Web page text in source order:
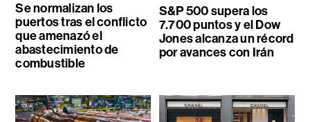
Se normalizan los
puertos tras el conflicto
que amenazó el
abastecimiento de
combustible
S&P 500 supera los
7.700 puntos y el Dow
Jones alcanza un récord
por avances con Irán